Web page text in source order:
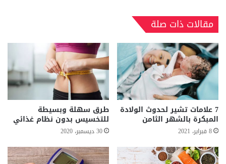
مقالات ذات صلة
7 علامات تشير لحدوث الولادة
المبكرة بالشهر الثامن
8 فبراير، 2021
طرق سهلة وبسيطة
للتخسيس بدون نظام غذائي
30 ديسمبر، 2020